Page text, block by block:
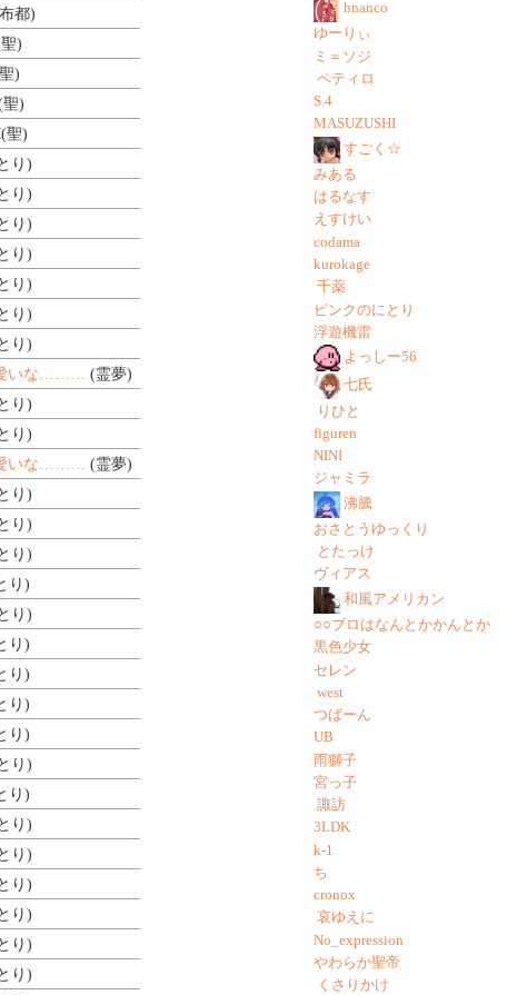
都)
)
)
聖)
(聖)
り)
り)
り)
り)
り)
り)
り)
愛いな……… (霊夢)
り)
り)
愛いな……… (霊夢)
り)
り)
り)
り)
り)
り)
り)
り)
り)
り)
り)
り)
り)
り)
り)
り)
り)
hnanco
ゆーりぃ
ミ＝ソジ
ペティロ
S.4
MASUZUSHI
すごく☆
みある
はるなす
えすけい
codama
kurokage
千薬
ピンクのにとり
浮遊機雷
よっしー56
七氏
りひと
figuren
NINI
ジャミラ
沸騰
おさとうゆっくり
とたっけ
ヴィアス
和風アメリカン
○○ブロはなんとかかんとか
黒色少女
セレン
west
つばーん
UB
雨獅子
宮っ子
諏訪
3LDK
k-1
ち
cronox
哀ゆえに
No_expression
やわらか聖帝
くさりかけ